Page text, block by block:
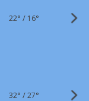
22° / 16°
32° /27°